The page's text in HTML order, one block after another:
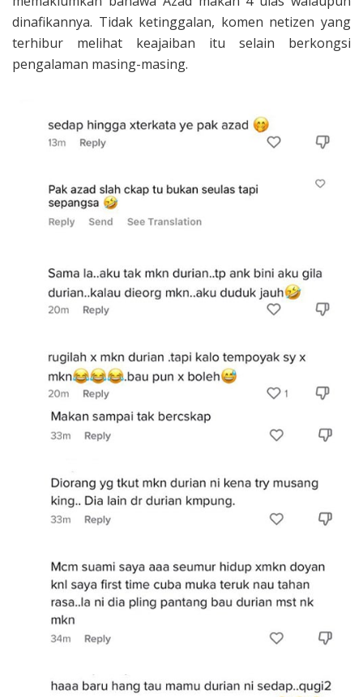
dinafikannya. Tidak ketinggalan, komen netizen yang
terhibur melihat keajaiban itu selain berkongsi
pengalaman masing-masing.